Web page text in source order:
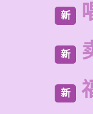
新
新
新